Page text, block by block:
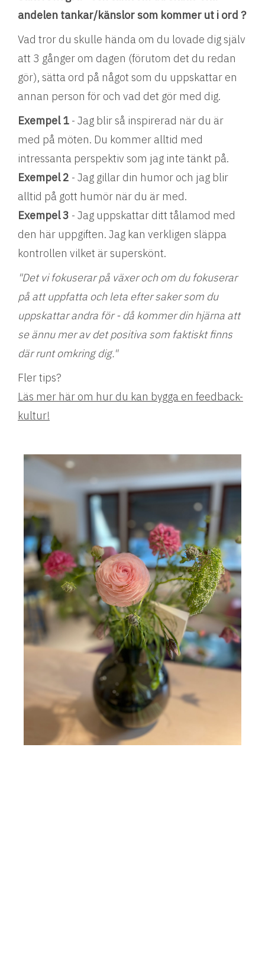
andelen tankar/känslor som kommer ut i ord ?
Vad tror du skulle hända om du lovade dig själv
att 3 gånger om dagen (förutom det du redan
gör), sätta ord på något som du uppskattar en
annan person för och vad det gör med dig.
Exempel 1 - Jag blir så inspirerad när du är
med på möten. Du kommer alltid med
intressanta perspektiv som jag inte tänkt på.
Exempel 2 - Jag gillar din humor och jag blir
alltid på gott humör när du är med.
Exempel 3 - Jag uppskattar ditt tålamod med
den här uppgiften. Jag kan verkligen släppa
kontrollen vilket är superskönt.
"Det vi fokuserar på växer och om du fokuserar
på att uppfatta och leta efter saker som du
uppskattar andra för - då kommer din hjärna att
se ännu mer av det positiva som faktiskt finns
där runt omkring dig."
Fler tips?
Läs mer här om hur du kan bygga en feedback-
kultur!